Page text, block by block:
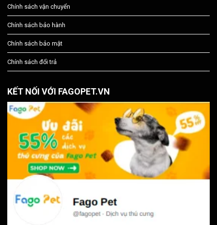
Chính sách vận chuyển
Chính sách bảo hành
Chính sách bảo mật
Chính sách đổi trả
KẾT NỐI VỚI FAGOPET.VN